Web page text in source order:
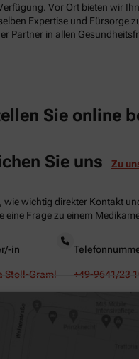
Vor Ort bieten wir
Expertise und Fürsorge
Partner in allen
Sie online
Sie uns Zu
wie wichtig direkter Kontakt
eine Frage zu einem
in
Stoll-Graml +49-9641/23